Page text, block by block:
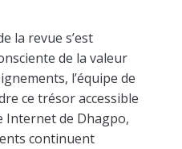
la revue s’est
de la valeur
l’équipe de
ce trésor accessible
Internet de Dhagpo,
continuent